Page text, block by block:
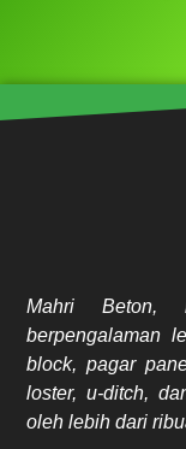
Mahri Beton,
berpengalaman
block, pagar
loster, u-ditch,
oleh lebih dari